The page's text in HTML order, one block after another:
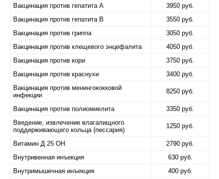
Вакцинация против гепатита А
3950 руб.
Вакцинация против гепатита В
3550 руб.
Вакцинация против гриппа
3050 руб.
Вакцинация против клещевого энцефалита
4050 руб.
Вакцинация против кори
3750 руб.
Вакцинация против краснухи
3400 руб.
Вакцинация против менингококковой
инфекции
8250 руб.
Вакцинация против полиомиелита
3350 руб.
Введение, извлечение влагалищного
поддерживающего кольца (пессария)
1250 руб.
Витамин Д 25 ОН
2790 руб.
Внутривенная инъекция
630 руб.
Внутримышечная инъекция
400 руб.